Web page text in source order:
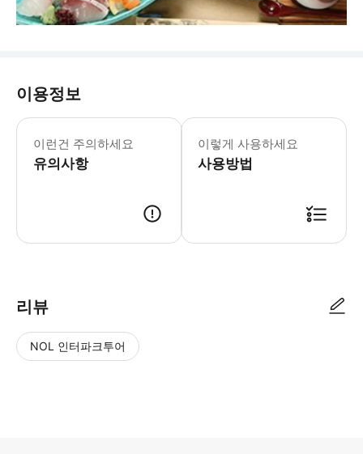
이용정보
이런건 주의하세요
유의사항
이렇게 사용하세요
사용방법
리뷰
NOL 인터파크투어